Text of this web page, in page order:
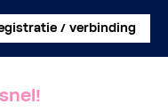
/ verbinding